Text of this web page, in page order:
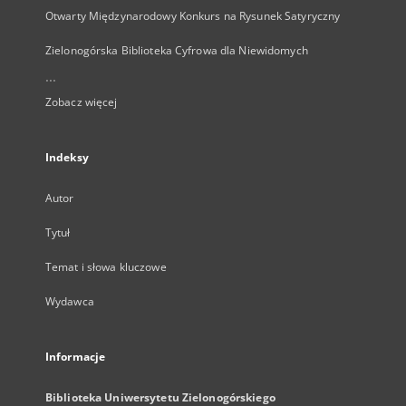
Otwarty Międzynarodowy Konkurs na Rysunek Satyryczny
Zielonogórska Biblioteka Cyfrowa dla Niewidomych
...
Zobacz więcej
Indeksy
Autor
Tytuł
Temat i słowa kluczowe
Wydawca
Informacje
Biblioteka Uniwersytetu Zielonogórskiego